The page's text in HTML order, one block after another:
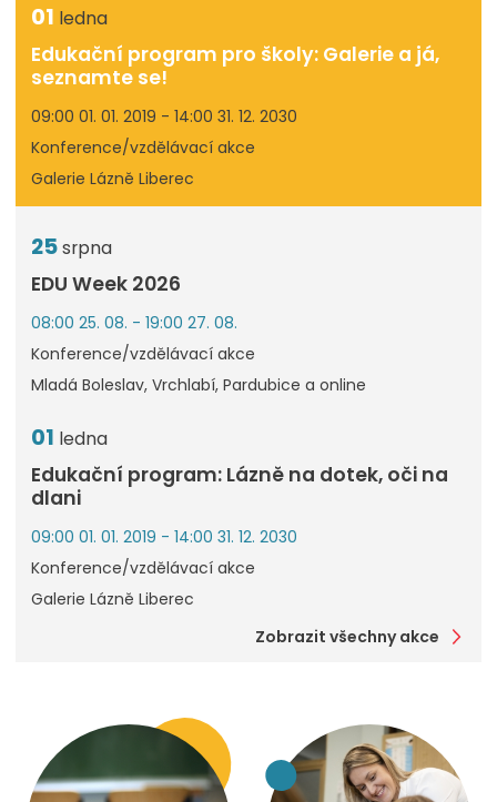
01 ledna
Edukační program pro školy: Galerie a já,
seznamte se!
09:00 01. 01. 2019 - 14:00 31. 12. 2030
Konference/vzdělávací akce
Galerie Lázně Liberec
25srpna
EDU Week 2026
08:00 25. 08. - 19:00 27. 08.
Konference/vzdělávací akce
Mladá Boleslav, Vrchlabí, Pardubice a online
01 ledna
Edukační program: Lázně na dotek, oči na
dlani
09:00 01. 01. 2019 - 14:00 31. 12. 2030
Konference/vzdělávací akce
Galerie Lázně Liberec
Zobrazit všechny akce